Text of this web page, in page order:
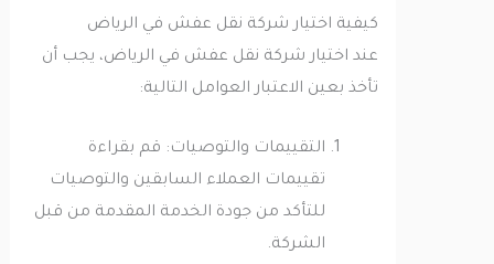
كيفية اختيار شركة نقل عفش في الرياض
عند اختيار شركة نقل عفش في الرياض، يجب أن
تأخذ بعين الاعتبار العوامل التالية:
التقييمات والتوصيات: قم بقراءة
تقييمات العملاء السابقين والتوصيات
للتأكد من جودة الخدمة المقدمة من قبل
الشركة.